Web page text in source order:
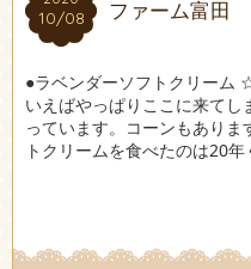
10/08
10/08 ファーム富田
●ラベンダーソフトクリー
いえばやっぱりここに来てし
っています。コーンもあり
トクリームを食べたのは20